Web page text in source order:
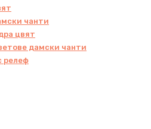
чанти
цвят
дамски чанти
релеф